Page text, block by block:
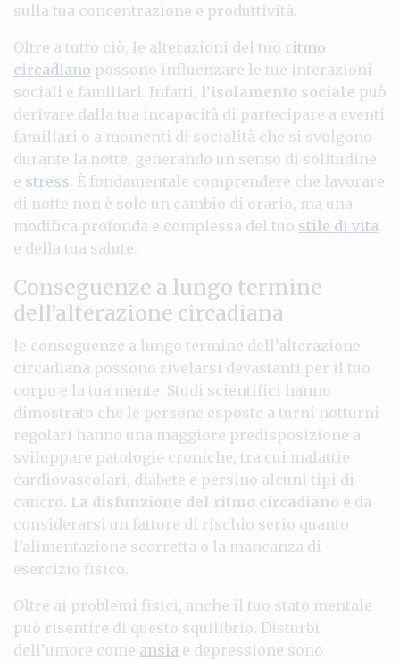
sulla tua concentrazione e produttività.
Oltre a tutto ciò, le alterazioni del tuo ritmo
circadiano possono influenzare le tue interazioni
sociali e familiari. Infatti, l’isolamento sociale può
derivare dalla tua incapacità di partecipare a eventi
familiari o a momenti di socialità che si svolgono
durante la notte, generando un senso di solitudine
e stress. È fondamentale comprendere che lavorare
di notte non è solo un cambio di orario, ma una
modifica profonda e complessa del tuo stile di vita
e della tua salute.
Conseguenze a lungo termine
dell’alterazione circadiana
le conseguenze a lungo termine dell’alterazione
circadiana possono rivelarsi devastanti per il tuo
corpo e la tua mente. Studi scientifici hanno
dimostrato che le persone esposte a turni notturni
regolari hanno una maggiore predisposizione a
sviluppare patologie croniche, tra cui malattie
cardiovascolari, diabete e persino alcuni tipi di
cancro. La disfunzione del ritmo circadiano è da
considerarsi un fattore di rischio serio quanto
l’alimentazione scorretta o la mancanza di
esercizio fisico.
Oltre ai problemi fisici, anche il tuo stato mentale
può risentire di questo squilibrio. Disturbi
dell’umore come ansia e depressione sono